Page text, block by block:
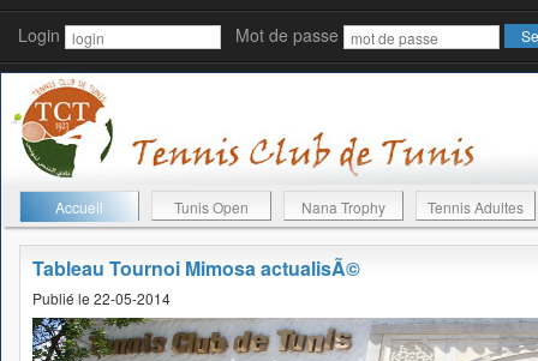
Login Mot de passe
Accueil Tunis Open Nana Trophy Tennis Adultes
Tableau Tournoi Mimosa actualisÃ©
Publié le 22-05-2014